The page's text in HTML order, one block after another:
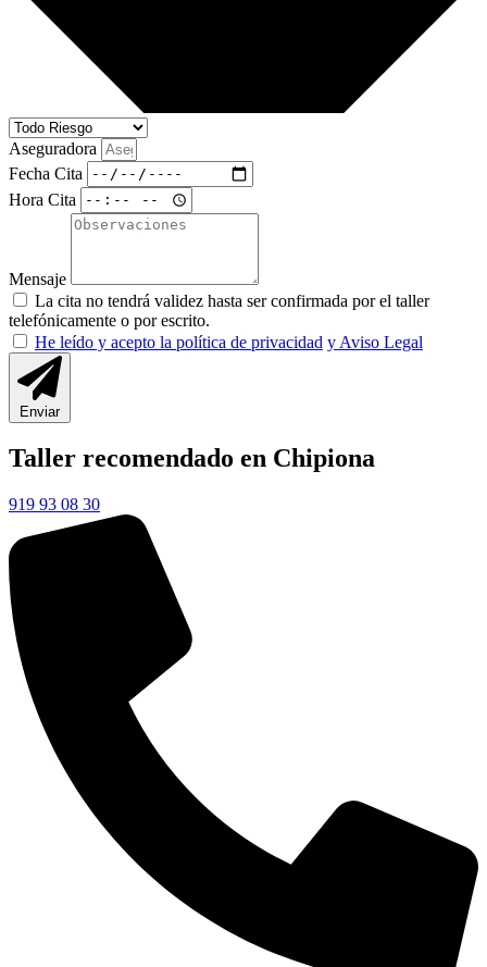
Aseguradora
Fecha Cita
Hora Cita
Mensaje
La cita no tendrá validez hasta ser confirmada por el taller
telefónicamente o por escrito.
He leído y acepto la política de privacidad y Aviso Legal
Enviar
Taller recomendado en Chipiona
919 93 08 30